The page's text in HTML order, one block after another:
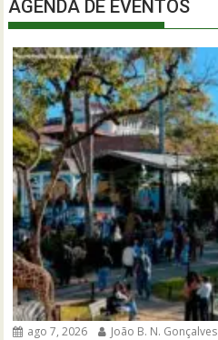
AGENDA DE EVENTOS
ago 7, 2026 João B. N. Gonçalves